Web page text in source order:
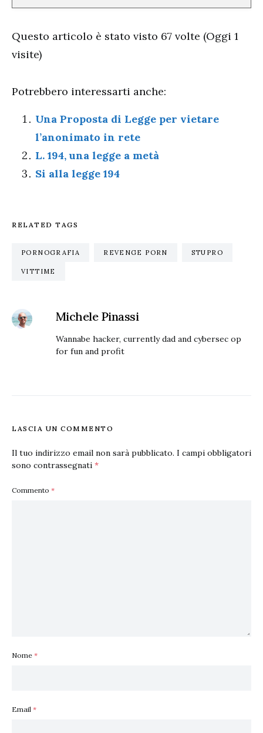
Questo articolo è stato visto 67 volte (Oggi 1
visite)
Potrebbero interessarti anche:
Una Proposta di Legge per vietare
l’anonimato in rete
L. 194, una legge a metà
Si alla legge 194
RELATED TAGS
PORNOGRAFIA REVENGE PORN STUPRO
VITTIME
Michele Pinassi
Wannabe hacker, currently dad and cybersec op
for fun and profit
LASCIA UN COMMENTO
Il tuo indirizzo email non sarà pubblicato. I campi obbligatori
sono contrassegnati *
Commento *
Nome *
Email *